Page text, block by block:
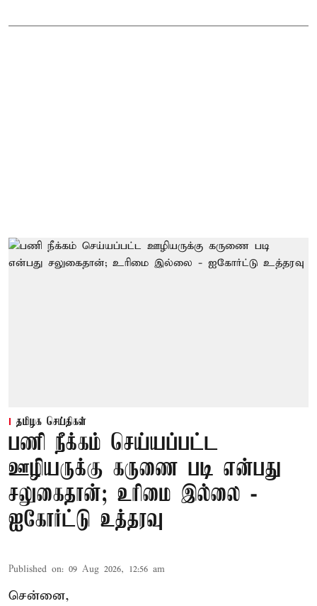
தமிழக செய்திகள்
பணி நீக்கம் செய்யப்பட்ட
ஊழியருக்கு கருணை படி என்பது
சலுகைதான்; உரிமை இல்லை -
ஐகோர்ட்டு உத்தரவு
Published on: 09 Aug 2026, 12:56 am
சென்னை,